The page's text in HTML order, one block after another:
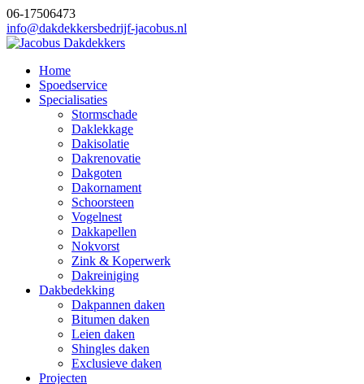
06-17506473
info@dakdekkersbedrijf-jacobus.nl
Home
Spoedservice
Specialisaties
Stormschade
Daklekkage
Dakisolatie
Dakrenovatie
Dakgoten
Dakornament
Schoorsteen
Vogelnest
Dakkapellen
Nokvorst
Zink & Koperwerk
Dakreiniging
Dakbedekking
Dakpannen daken
Bitumen daken
Leien daken
Shingles daken
Exclusieve daken
Projecten